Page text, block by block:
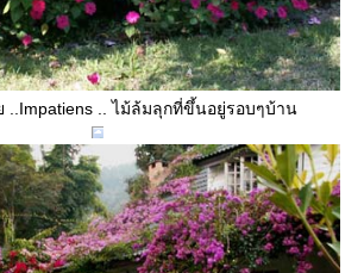
.. ไม้ล้มลุกที่ขึ้นอยู่รอบๆบ้าน